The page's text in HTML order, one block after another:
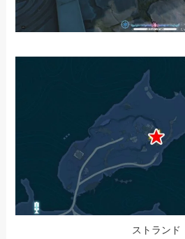
ストランド